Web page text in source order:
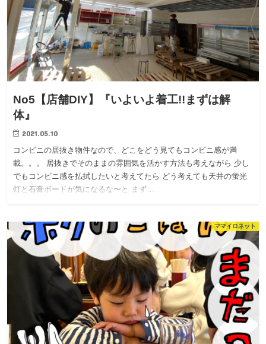
No5【店舗DIY】『いよいよ着工!!まずは解
体』
2021.05.10
コンビニの居抜き物件なので、どこをどう見てもコンビニ感が満
載。。。 居抜きでそのままの雰囲気を活かす方法も考えながら 少し
でもコンビニ感を払拭したいと考えてたら どう考えても天井の蛍光
灯と石膏ボードが気になるな〜と まず…
ママイロネット